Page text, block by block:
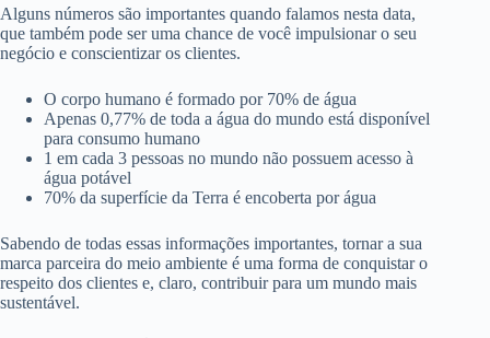
Alguns números são importantes quando falamos nesta data,
que também pode ser uma chance de você impulsionar o seu
negócio e conscientizar os clientes.
O corpo humano é formado por 70% de água
Apenas 0,77% de toda a água do mundo está disponível
para consumo humano
1 em cada 3 pessoas no mundo não possuem acesso à
água potável
70% da superfície da Terra é encoberta por água
Sabendo de todas essas informações importantes, tornar a sua
marca parceira do meio ambiente é uma forma de conquistar o
respeito dos clientes e, claro, contribuir para um mundo mais
sustentável.